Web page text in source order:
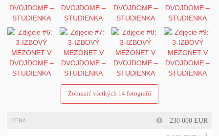
Zobraziť všetkých 14 fotografií
CENA 230 000 EUR